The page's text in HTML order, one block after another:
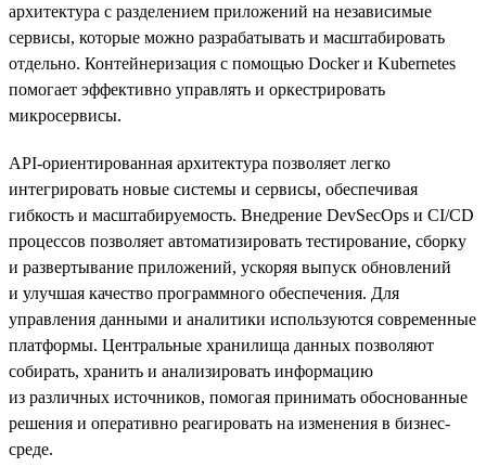
архитектура с разделением приложений на независимые
сервисы, которые можно разрабатывать и масштабировать
отдельно. Контейнеризация с помощью Docker и Kubernetes
помогает эффективно управлять и оркестрировать
микросервисы.
API-ориентированная архитектура позволяет легко
интегрировать новые системы и сервисы, обеспечивая
гибкость и масштабируемость. Внедрение DevSecOps и CI/CD
процессов позволяет автоматизировать тестирование, сборку
и развертывание приложений, ускоряя выпуск обновлений
и улучшая качество программного обеспечения. Для
управления данными и аналитики используются современные
платформы. Центральные хранилища данных позволяют
собирать, хранить и анализировать информацию
из различных источников, помогая принимать обоснованные
решения и оперативно реагировать на изменения в бизнес-
среде.